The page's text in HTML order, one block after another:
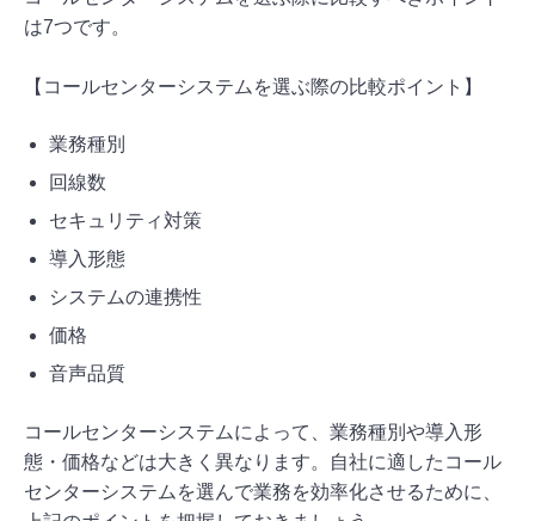
は7つです。
【コールセンターシステムを選ぶ際の比較ポイント】
業務種別
回線数
セキュリティ対策
導入形態
システムの連携性
価格
音声品質
コールセンターシステムによって、業務種別や導入形
態・価格などは大きく異なります。自社に適したコール
センターシステムを選んで業務を効率化させるために、